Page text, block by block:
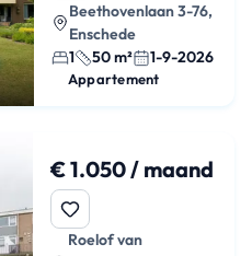
Beethovenlaan 3-76,
Enschede
1
50 m² 1-9-2026
Appartement
€ 1.050 / maand
Roelof van